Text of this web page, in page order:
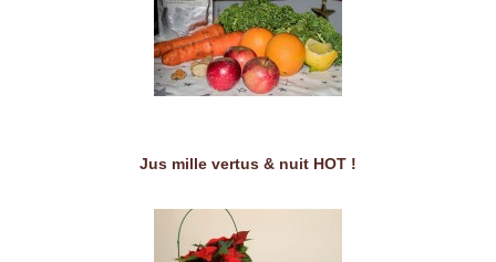
Jus mille vertus & nuit HOT !